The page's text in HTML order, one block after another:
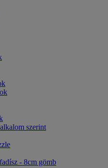
szerint
- 8cm gömb